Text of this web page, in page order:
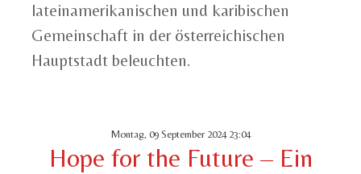
lateinamerikanischen und karibischen
Gemeinschaft in der österreichischen
Hauptstadt beleuchten.
Montag, 09 September 2024 23:04
Hope for the Future – Ein